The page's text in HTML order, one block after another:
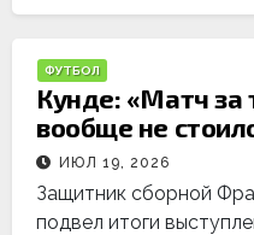
ФУТБОЛ
Кунде: «Матч за
вообще не
ИЮЛ 19, 2026
Защитник сборной
подвел итоги